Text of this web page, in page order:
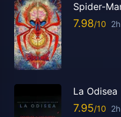
Spider-
7.98
La Odisea
7.95